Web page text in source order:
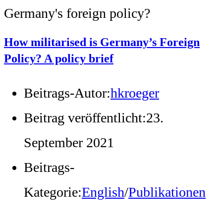
Germany's foreign policy?
How militarised is Germany’s Foreign
Policy? A policy brief
Beitrags-Autor:hkroeger
Beitrag veröffentlicht:23.
September 2021
Beitrags-
Kategorie:English/Publikationen